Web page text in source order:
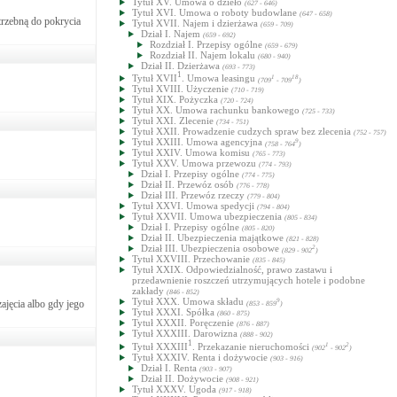
do pokrycia
albo gdy jego
(627 - 646)
Tytuł XVI. Umowa o roboty budowlane (647 - 658)
Tytuł XVII. Najem i dzierżawa (659 - 709)
Dział I. Najem (659 - 692)
Rozdział I. Przepisy ogólne (659 - 679)
Rozdział II. Najem lokalu (680 - 940)
Dział II. Dzierżawa (693 - 773)
Tytuł XVII 1 . Umowa leasingu (7091 - 70918)
Tytuł XVIII. Użyczenie (710 - 719)
Tytuł XIX. Pożyczka (720 - 724)
Tytuł XX. Umowa rachunku bankowego (725 - 733)
Tytuł XXI. Zlecenie (734 - 751)
Tytuł XXII. Prowadzenie cudzych spraw bez zlecenia (752 - 757)
Tytuł XXIII. Umowa agencyjna (758 - 7649)
Tytuł XXIV. Umowa komisu (765 - 773)
Tytuł XXV. Umowa przewozu (774 - 793)
Dział I. Przepisy ogólne (774 - 775)
Dział II. Przewóz osób (776 - 778)
Dział III. Przewóz rzeczy (779 - 804)
Tytuł XXVI. Umowa spedycji (794 - 804)
Tytuł XXVII. Umowa ubezpieczenia (805 - 834)
Dział I. Przepisy ogólne (805 - 820)
Dział II. Ubezpieczenia majątkowe (821 - 828)
Dział III. Ubezpieczenia osobowe (829 - 9022)
Tytuł XXVIII. Przechowanie (835 - 845)
Tytuł XXIX. Odpowiedzialność, prawo zastawu i
przedawnienie roszczeń utrzymujących hotele i podobne
zakłady (846 - 852)
Tytuł XXX. Umowa składu (853 - 8599)
Tytuł XXXI. Spółka (860 - 875)
Tytuł XXXII. Poręczenie (876 - 887)
Tytuł XXXIII. Darowizna (888 - 902)
Tytuł XXXIII 1 . Przekazanie nieruchomości (9021 - 9022)
Tytuł XXXIV. Renta i dożywocie (903 - 916)
Dział I. Renta (903 - 907)
Dział II. Dożywocie (908 - 921)
Tytuł XXXV. Ugoda (917 - 918)